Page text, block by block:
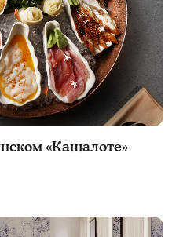
«Кашалоте»